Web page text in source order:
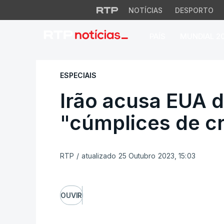
NOTÍCIAS DESPORTO
Irão acusa EUA
ESPECIAIS
Irão acusa EUA
"cúmplices de
RTP / atualizado 25 Outubro 2023, 15:03
OUVIR